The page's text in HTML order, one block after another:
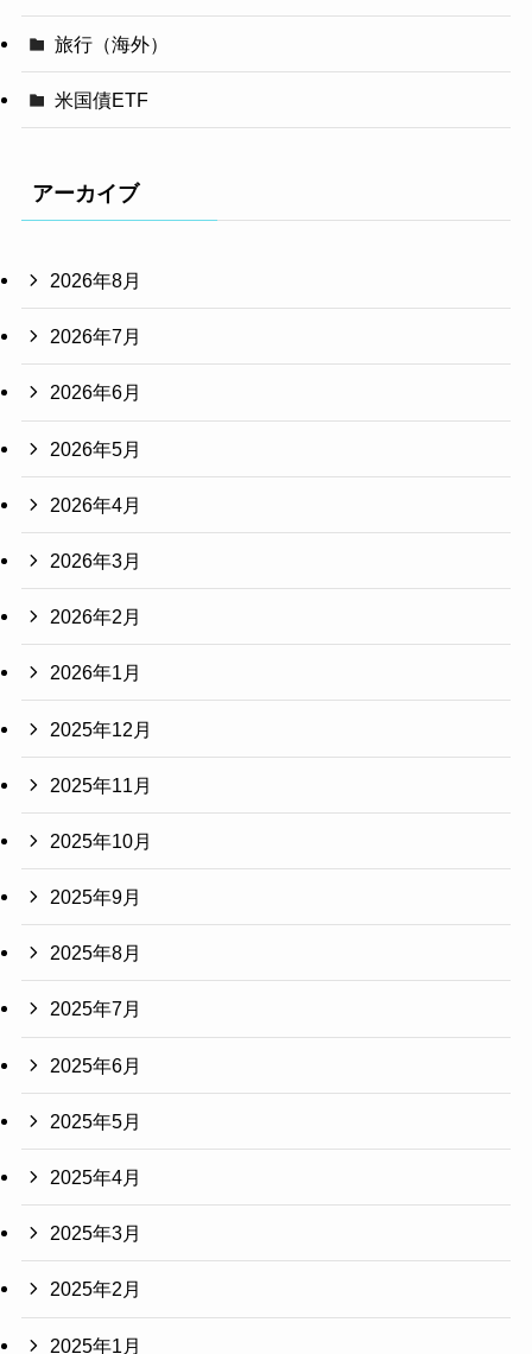
旅行（海外）
米国債ETF
アーカイブ
2026年8月
2026年7月
2026年6月
2026年5月
2026年4月
2026年3月
2026年2月
2026年1月
2025年12月
2025年11月
2025年10月
2025年9月
2025年8月
2025年7月
2025年6月
2025年5月
2025年4月
2025年3月
2025年2月
2025年1月